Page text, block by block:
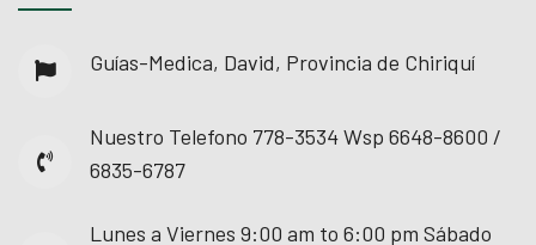
Guías-Medica, David, Provincia de Chiriquí
Nuestro Telefono 778-3534 Wsp 6648-8600 /
6835-6787
Lunes a Viernes 9:00 am to 6:00 pm Sábado